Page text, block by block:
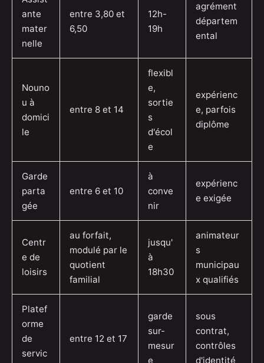
ante
mater
nelle
entre 3,80 et
6,50
12h-
19h
agrément
départem
ental
Nouno
u à
domici
le
entre 8 et 14
flexibl
e,
sortie
s
d'écol
e
expérienc
e, parfois
diplôme
Garde
parta
gée
entre 6 et 10
à
conve
nir
expérienc
e exigée
Centr
e de
loisirs
au forfait,
modulé par le
quotient
familial
jusqu'
à
18h30
animateur
s
municipau
x qualifiés
Platef
orme
de
servic
entre 12 et 17
garde
sur-
mesur
e
sous
contrat,
contrôles
d'identité